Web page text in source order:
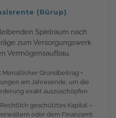
(Rürup)
Spielraum nach
zum Versorgungswerk
Vermögensaufbau.
Monatlicher Grundbeitrag +
am Jahresende, um die
exakt auszuschöpfen.
Rechtlich geschütztes Kapital –
oder dem Finanzamt.